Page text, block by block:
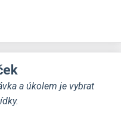
a úkolem je vybrat